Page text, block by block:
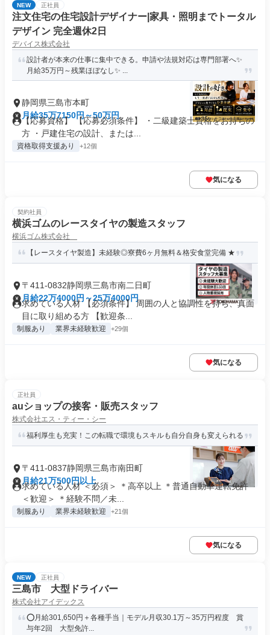
NEW 正社員
注文住宅の住宅設計デザイナー|家具・照明までトータル
デザイン 完全週休2日
デバイス株式会社
設計者が本来の仕事に集中できる。申請や法規対応は専門部署へ✨
月給35万円～残業ほぼなし✨ ...
静岡県三島市本町
月給35万7150円～50万円
【応募資格】 【応募必須条件】 ・二級建築士資格をお持ちの
方 ・戸建住宅の設計、または...
資格取得支援あり +12個
気になる
契約社員
横浜ゴムのレースタイヤの製造スタッフ
横浜ゴム株式会社
【レースタイヤ製造】未経験◎寮費6ヶ月無料＆格安食堂完備 ★
〒411-0832静岡県三島市南二日町
月給22万4000円～25万4000円
求めている人材 【必須条件】 周囲の人と協調性を持ち、真面
目に取り組める方 【歓迎条...
制服あり 業界未経験歓迎 +29個
気になる
正社員
auショップの接客・販売スタッフ
株式会社エス・ティー・シー
福利厚生も充実！この転職で環境もスキルも自分自身も変えられる
〒411-0837静岡県三島市南田町
月給21万500円以上
求めている人材 ＜必須＞ ＊高卒以上 ＊普通自動車運転免許
＜歓迎＞ ＊経験不問／未...
制服あり 業界未経験歓迎 +21個
気になる
NEW 正社員
三島市 大型ドライバー
株式会社アイデックス
⭕月給301,650円＋各種手当｜モデル月収30.1万～35万円程度 賞
与年2回 大型免許...